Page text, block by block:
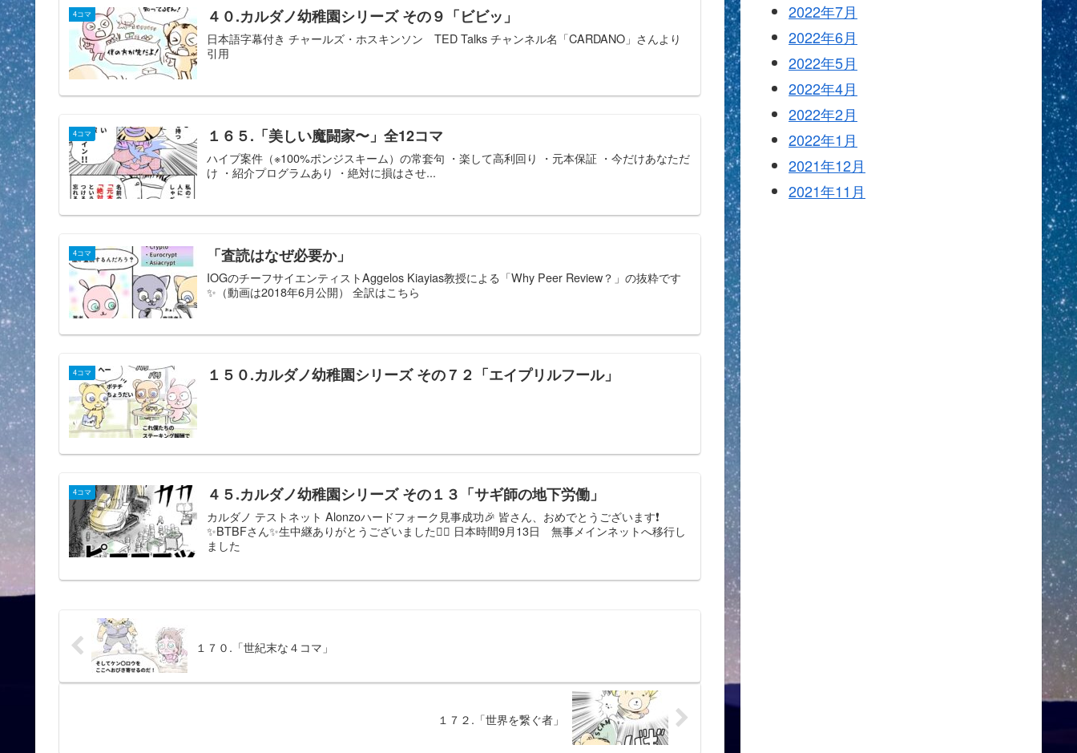
4コマ ４０.カルダノ幼稚園シリーズ その９「ビビッ」
日本語字幕付き チャールズ・ホスキンソン TED Talks チャンネル名「CARDANO」さんより
引用
4コマ １６５.「美しい魔闘家〜」全12コマ
ハイプ案件（※100%ポンジスキーム）の常套句 ・楽して高利回り ・元本保証 ・今だけあなただ
け ・紹介プログラムあり ・絶対に損はさせ...
4コマ 「査読はなぜ必要か」
IOGのチーフサイエンティストAggelos Kiayias教授による「Why Peer Review？」の抜粋です
✨（動画は2018年6月公開） 全訳はこちら
4コマ １５０.カルダノ幼稚園シリーズ その７２「エイプリルフール」
4コマ ４５.カルダノ幼稚園シリーズ その１３「サギ師の地下労働」
カルダノ テストネット Alonzoハードフォーク見事成功🎉 皆さん、おめでとうございます❗️
✨BTBFさん✨生中継ありがとうございました🙇‍♂️ 日本時間9月13日 無事メインネットへ移行し
ました
１７０.「世紀末な４コマ」
１７２.「世界を繋ぐ者」
2022年7月
2022年6月
2022年5月
2022年4月
2022年2月
2022年1月
2021年12月
2021年11月